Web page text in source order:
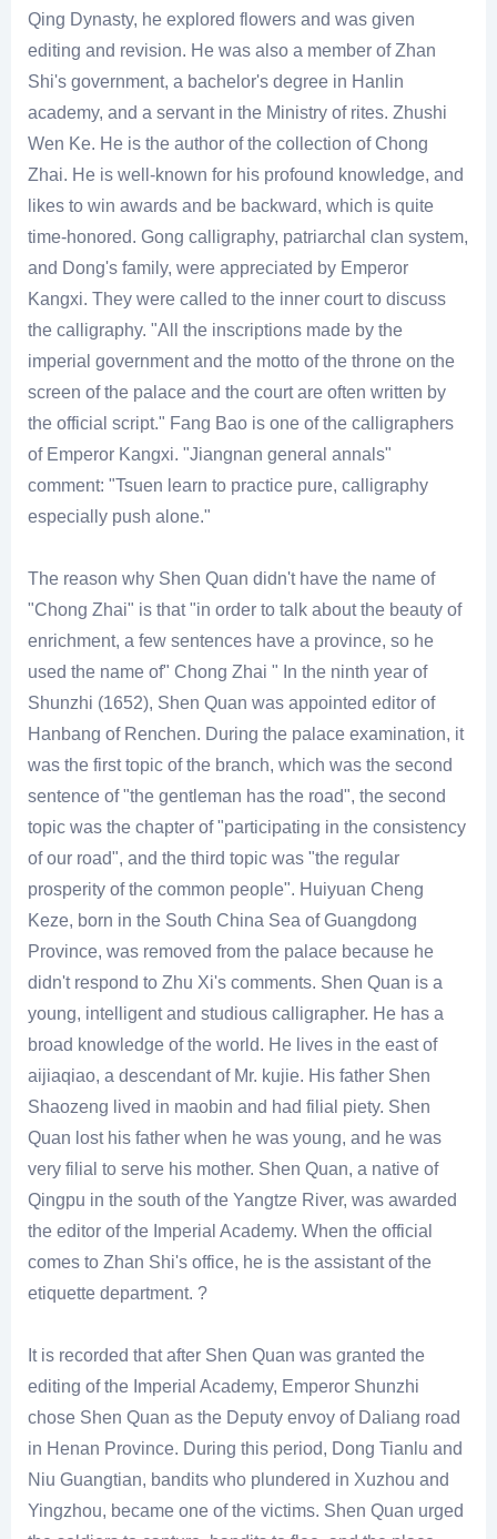
Qing Dynasty, he explored flowers and was given
editing and revision. He was also a member of Zhan
Shi's government, a bachelor's degree in Hanlin
academy, and a servant in the Ministry of rites. Zhushi
Wen Ke. He is the author of the collection of Chong
Zhai. He is well-known for his profound knowledge, and
likes to win awards and be backward, which is quite
time-honored. Gong calligraphy, patriarchal clan system,
and Dong's family, were appreciated by Emperor
Kangxi. They were called to the inner court to discuss
the calligraphy. "All the inscriptions made by the
imperial government and the motto of the throne on the
screen of the palace and the court are often written by
the official script." Fang Bao is one of the calligraphers
of Emperor Kangxi. "Jiangnan general annals"
comment: "Tsuen learn to practice pure, calligraphy
especially push alone."
The reason why Shen Quan didn't have the name of
"Chong Zhai" is that "in order to talk about the beauty of
enrichment, a few sentences have a province, so he
used the name of" Chong Zhai " In the ninth year of
Shunzhi (1652), Shen Quan was appointed editor of
Hanbang of Renchen. During the palace examination, it
was the first topic of the branch, which was the second
sentence of "the gentleman has the road", the second
topic was the chapter of "participating in the consistency
of our road", and the third topic was "the regular
prosperity of the common people". Huiyuan Cheng
Keze, born in the South China Sea of Guangdong
Province, was removed from the palace because he
didn't respond to Zhu Xi's comments. Shen Quan is a
young, intelligent and studious calligrapher. He has a
broad knowledge of the world. He lives in the east of
aijiaqiao, a descendant of Mr. kujie. His father Shen
Shaozeng lived in maobin and had filial piety. Shen
Quan lost his father when he was young, and he was
very filial to serve his mother. Shen Quan, a native of
Qingpu in the south of the Yangtze River, was awarded
the editor of the Imperial Academy. When the official
comes to Zhan Shi's office, he is the assistant of the
etiquette department. ?
It is recorded that after Shen Quan was granted the
editing of the Imperial Academy, Emperor Shunzhi
chose Shen Quan as the Deputy envoy of Daliang road
in Henan Province. During this period, Dong Tianlu and
Niu Guangtian, bandits who plundered in Xuzhou and
Yingzhou, became one of the victims. Shen Quan urged